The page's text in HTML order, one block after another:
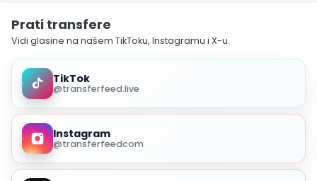
Prati transfere
Vidi glasine na našem TikToku, Instagramu i X-u.
TikTok
@transferfeed.live
Instagram
@transferfeedcom